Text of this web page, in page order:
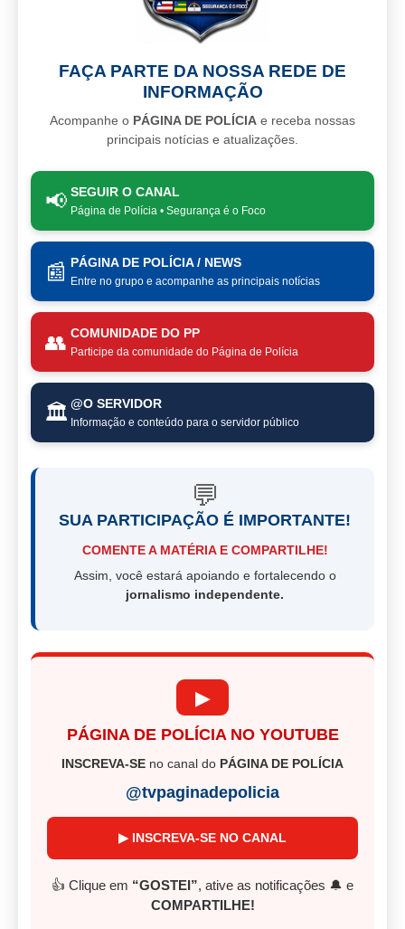
FAÇA PARTE DA NOSSA REDE DE
INFORMAÇÃO
Acompanhe o PÁGINA DE POLÍCIA e receba nossas
principais notícias e atualizações.
📢 SEGUIR O CANAL
Página de Polícia • Segurança é o Foco
📰 PÁGINA DE POLÍCIA / NEWS
Entre no grupo e acompanhe as principais notícias
👥 COMUNIDADE DO PP
Participe da comunidade do Página de Polícia
🏛️ @O SERVIDOR
Informação e conteúdo para o servidor público
💬
SUA PARTICIPAÇÃO É IMPORTANTE!
COMENTE A MATÉRIA E COMPARTILHE!
Assim, você estará apoiando e fortalecendo o
jornalismo independente.
▶
PÁGINA DE POLÍCIA NO YOUTUBE
INSCREVA-SE no canal do PÁGINA DE POLÍCIA
@tvpaginadepolicia
▶ INSCREVA-SE NO CANAL
👍 Clique em “GOSTEI”, ative as notificações 🔔 e
COMPARTILHE!